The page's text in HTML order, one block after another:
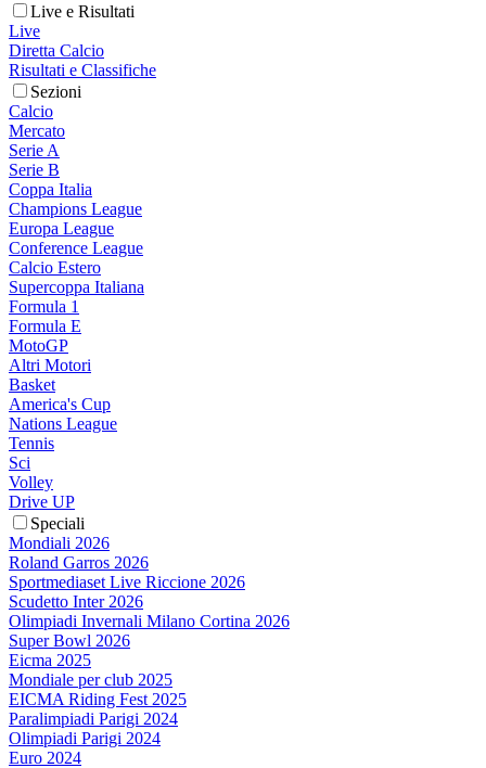
Live e Risultati
Live
Diretta Calcio
Risultati e Classifiche
Sezioni
Calcio
Mercato
Serie A
Serie B
Coppa Italia
Champions League
Europa League
Conference League
Calcio Estero
Supercoppa Italiana
Formula 1
Formula E
MotoGP
Altri Motori
Basket
America's Cup
Nations League
Tennis
Sci
Volley
Drive UP
Speciali
Mondiali 2026
Roland Garros 2026
Sportmediaset Live Riccione 2026
Scudetto Inter 2026
Olimpiadi Invernali Milano Cortina 2026
Super Bowl 2026
Eicma 2025
Mondiale per club 2025
EICMA Riding Fest 2025
Paralimpiadi Parigi 2024
Olimpiadi Parigi 2024
Euro 2024